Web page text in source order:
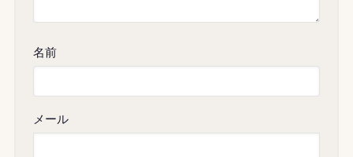
名前
メール